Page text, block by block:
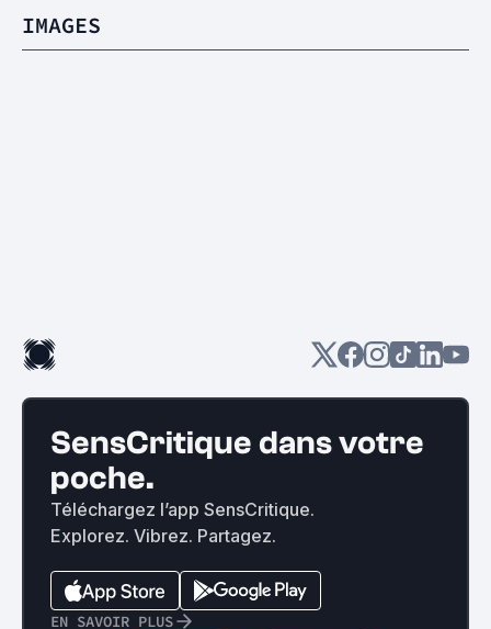
IMAGES
SensCritique dans votre
poche.
Téléchargez l’app SensCritique.
Explorez. Vibrez. Partagez.
EN SAVOIR PLUS